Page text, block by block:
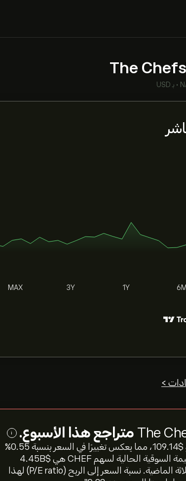
The
• بـ USD
6M
1Y
3Y
MAX
>
متراجع هذا الأسبوع. i
"سعر سهم The Chefs' Warehouse Inc اليوم هو 109.14‎$‎، مما يعكس تغييرًا في السعر بنسبة ‎0.55‎%
آخر 24 ساعة، و‎-2.71‎% خلال الأسبوع الماضي. القيمة السوقية الحالية لسهم CHEF هي 4.45B‎$‎
بمتوسط حجم تداول 547265.74 خلال الأشهر الثلاثة الماضية. نسبة السعر إلى الربح (P/E ratio) لهذا